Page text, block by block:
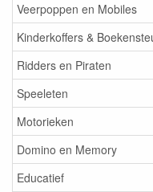
Veerpoppen en Mobiles
Kinderkoffers &
Ridders en Piraten
Speeleten
Motorieken
Domino en Memory
Educatief